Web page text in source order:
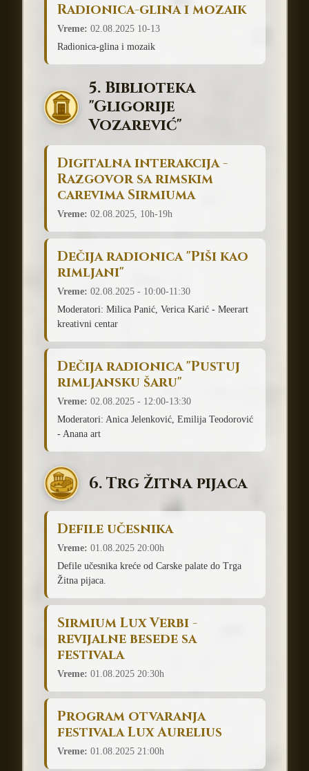
Radionica-glina i mozaik
Vreme: 02.08.2025 10-13
Radionica-glina i mozaik
5. Biblioteka
"Gligorije
Vozarević"
Digitalna interakcija -
Razgovor sa rimskim
carevima Sirmiuma
Vreme: 02.08.2025, 10h-19h
Dečija radionica "Piši kao
rimljani"
Vreme: 02.08.2025 - 10:00-11:30
Moderatori: Milica Panić, Verica Karić - Meerart
kreativni centar
Dečija radionica "Pustuj
rimljansku šaru"
Vreme: 02.08.2025 - 12:00-13:30
Moderatori: Anica Jelenković, Emilija Teodorović
- Anana art
6. Trg Žitna pijaca
Defile učesnika
Vreme: 01.08.2025 20:00h
Defile učesnika kreće od Carske palate do Trga
Žitna pijaca.
Sirmium Lux Verbi -
revijalne besede sa
festivala
Vreme: 01.08.2025 20:30h
Program otvaranja
festivala Lux Aurelius
Vreme: 01.08.2025 21:00h